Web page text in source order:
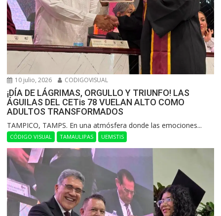
10 julio, 2026 CODIGOVISUAL
¡DÍA DE LÁGRIMAS, ORGULLO Y TRIUNFO! LAS
ÁGUILAS DEL CETis 78 VUELAN ALTO COMO
ADULTOS TRANSFORMADOS
​TAMPICO, TAMPS. En una atmósfera donde las emociones...
CÓDIGO VISUAL TAMAULIPAS UEMSTIS